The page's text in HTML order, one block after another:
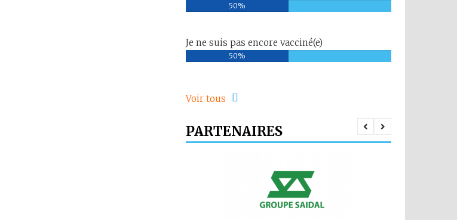
50%
Je ne suis pas encore vacciné(e)
50%
Voir tous
PARTENAIRES